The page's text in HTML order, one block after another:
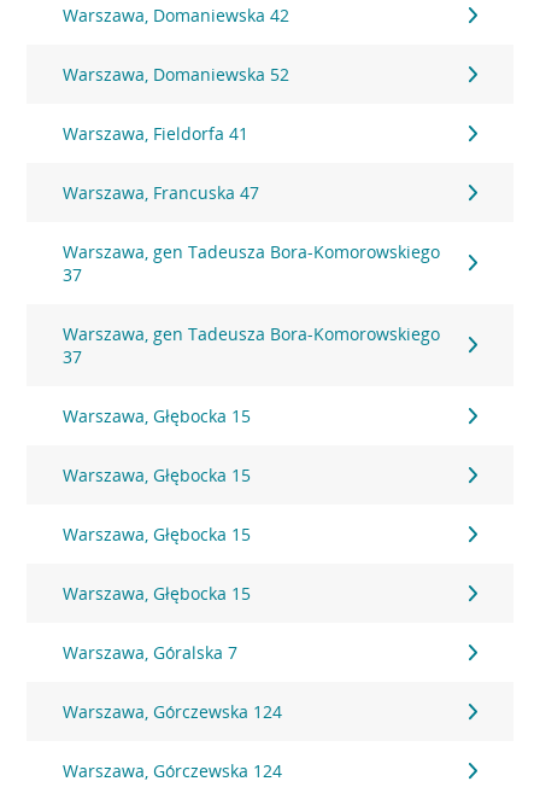
Warszawa, Domaniewska 42
Warszawa, Domaniewska 52
Warszawa, Fieldorfa 41
Warszawa, Francuska 47
Warszawa, gen Tadeusza Bora-Komorowskiego
37
Warszawa, gen Tadeusza Bora-Komorowskiego
37
Warszawa, Głębocka 15
Warszawa, Głębocka 15
Warszawa, Głębocka 15
Warszawa, Głębocka 15
Warszawa, Góralska 7
Warszawa, Górczewska 124
Warszawa, Górczewska 124